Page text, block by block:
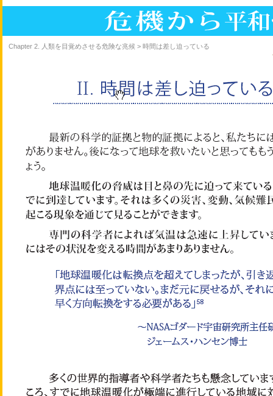
Chapter 2. 人類を目覚めさせる危険な兆候 > 時間は差し迫っている